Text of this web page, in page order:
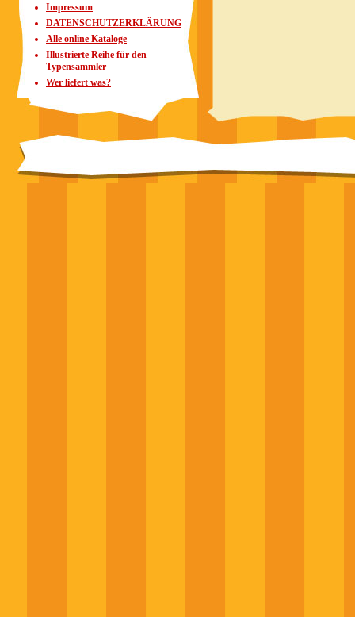
Impressum
DATENSCHUTZERKLÄRUNG
Alle online Kataloge
Illustrierte Reihe für den
Typensammler
Wer liefert was?